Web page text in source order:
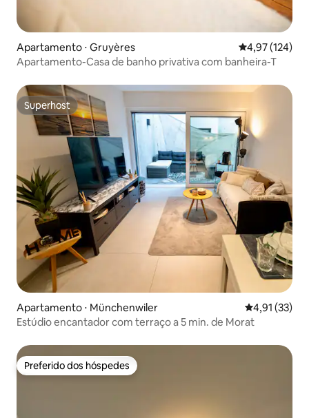
Apartamento ⋅ Gruyères 4,97 de uma
4,97 (124)
Apartamento-Casa de banho privativa com banheira-T
Superhost
Superhost
Apartamento ⋅ Münchenwiler 4,91 de uma
4,91 (33)
Estúdio encantador com terraço a 5 min. de Morat
Preferido dos hóspedes
Preferido dos hóspedes